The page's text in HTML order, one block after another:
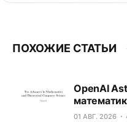
ПОХОЖИЕ СТАТЬИ
OpenAI
01 АВГ. 2026